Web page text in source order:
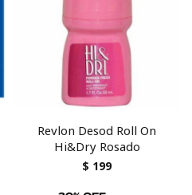
Revlon Desod Roll On
Hi&Dry Rosado
$ 199